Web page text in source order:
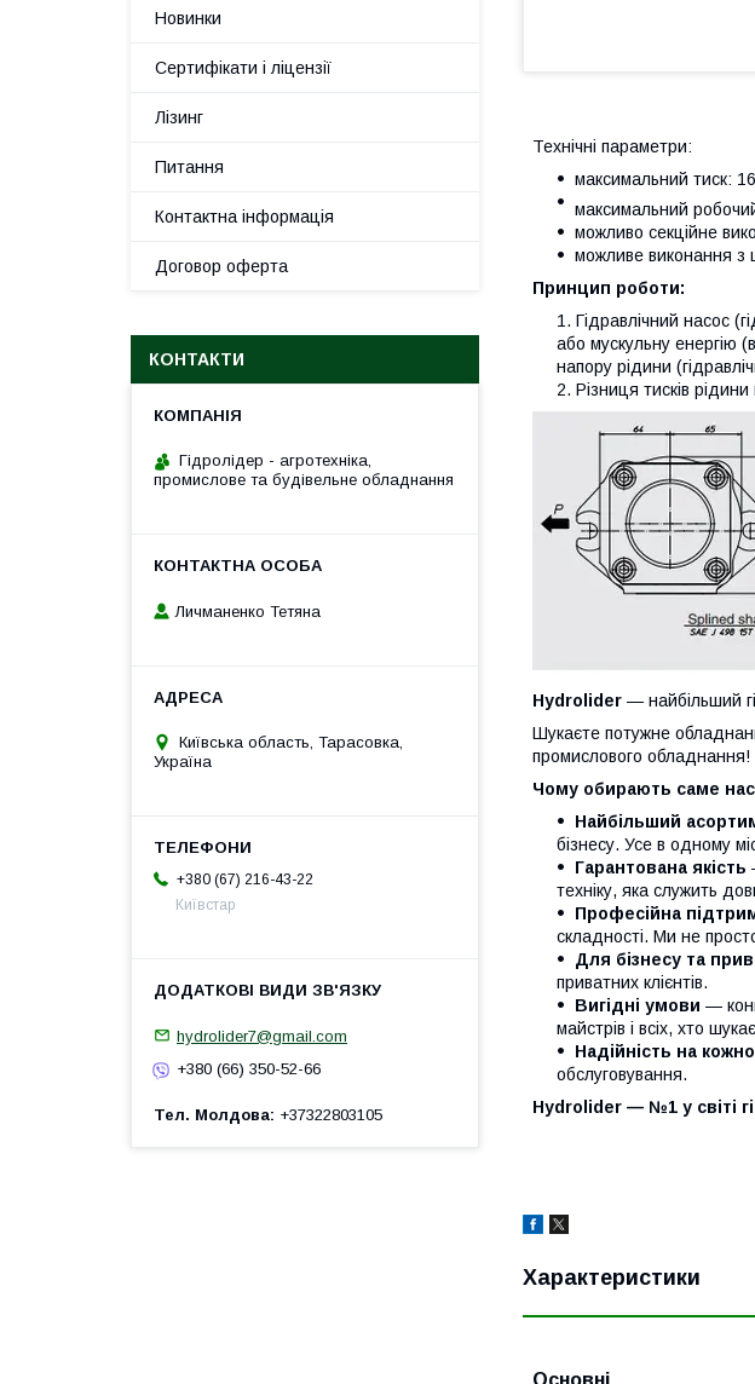
Технічні параметри:
максимальний тиск:
максимальний
можливо секційне
можливе виконання з
Принцип роботи:
Гідравлічний насос
або мускульну енергію
напору рідини
Різниця тисків
Hydrolider — найбільший
Шукаєте потужне
промислового обладнання!
Чому обирають саме
Найбільший
бізнесу. Усе в одному
Гарантована якість
техніку, яка служить
Професійна
складності. Ми не
Для бізнесу та
приватних клієнтів.
Вигідні умови —
майстрів і всіх, хто
Надійність на
обслуговування.
Hydrolider — №1 у світі
Характеристики
Основні
Новинки
Сертифікати і ліцензії
Лізинг
Питання
Контактна інформація
Договор оферта
КОНТАКТИ
Гідролідер - агротехніка,
промислове та будівельне обладнання
Личманенко Тетяна
Київська область, Тарасовка,
Україна
+380 (67) 216-43-22
Київстар
hydrolider7@gmail.com
+380 (66) 350-52-66
Тел. Молдова +37322803105